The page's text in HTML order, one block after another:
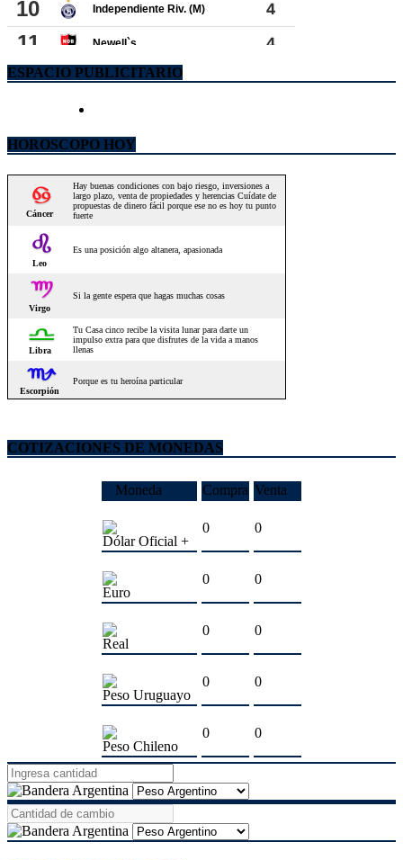
ESPACIO PUBLICITARIO
HOROSCOPO HOY
COTIZACIONES DE MONEDAS
Moneda Compra Venta
Dólar Oficial +
0 0
Euro
0 0
Real
0 0
Peso Uruguayo
0 0
Peso Chileno
0 0